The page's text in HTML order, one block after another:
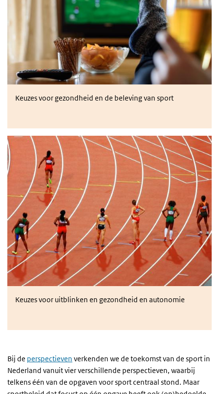
Is meeleven te combineren met gezond leven?
Keuzes voor gezondheid en de beleving van sport
Topsport: gezond en autonoom?
Keuzes voor uitblinken en gezondheid en autonomie
Bij de perspectieven verkenden we de toekomst van de sport in
Nederland vanuit vier verschillende perspectieven, waarbij
telkens één van de opgaven voor sport centraal stond. Maar